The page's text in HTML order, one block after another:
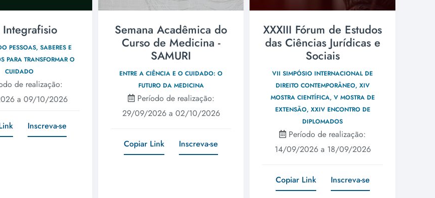
PESSOAS, SABERES E
PARA TRANSFORMAR O
CUIDADO
de realização:
a 09/10/2026
Inscreva-se
Semana Acadêmica do
Curso de Medicina -
SAMURI
ENTRE A CIÊNCIA E O CUIDADO: O
FUTURO DA MEDICINA
Período de realização:
29/09/2026 a 02/10/2026
Copiar Link Inscreva-se
XXXIII Fórum de Estudos
das Ciências Jurídicas e
Sociais
VII SIMPÓSIO INTERNACIONAL DE
DIREITO CONTEMPORÂNEO, XIV
MOSTRA CIENTÍFICA, V MOSTRA DE
EXTENSÃO, XXIV ENCONTRO DE
DIPLOMADOS
Período de realização:
14/09/2026 a 18/09/2026
Copiar Link Inscreva-se